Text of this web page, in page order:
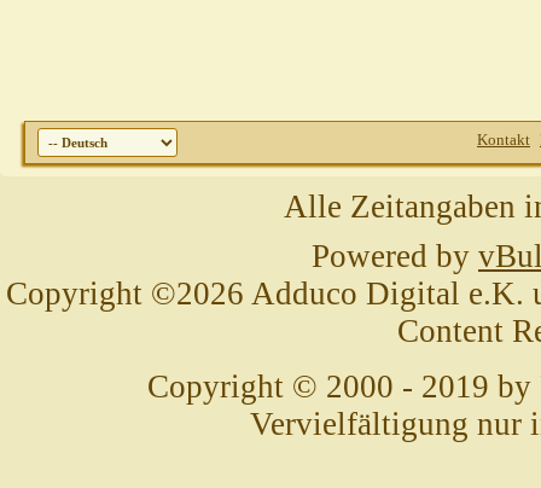
Kontakt
Alle Zeitangaben
Powered by
Copyright ©2026 Adduco Digital e.K.
Content
Copyright © 2000 - 2019 by
Vervielfältigung nur